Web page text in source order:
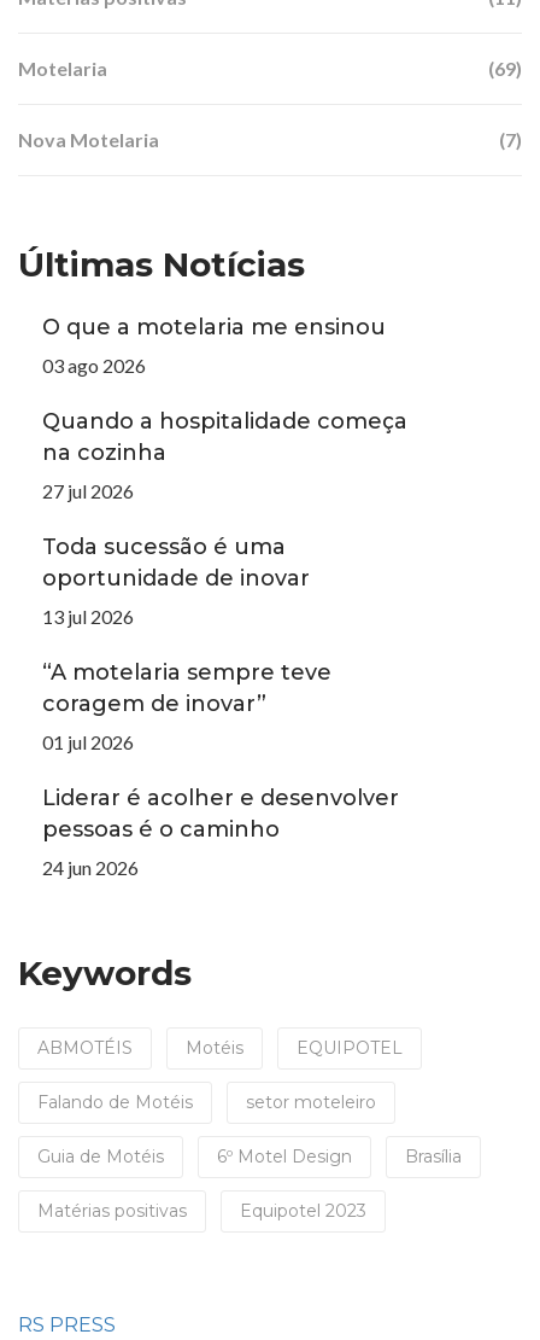
Motelaria (69)
Nova Motelaria (7)
Últimas Notícias
O que a motelaria me ensinou
03 ago 2026
Quando a hospitalidade começa
na cozinha
27 jul 2026
Toda sucessão é uma
oportunidade de inovar
13 jul 2026
“A motelaria sempre teve
coragem de inovar”
01 jul 2026
Liderar é acolher e desenvolver
pessoas é o caminho
24 jun 2026
Keywords
ABMOTÉIS Motéis EQUIPOTEL
Falando de Motéis setor moteleiro
Guia de Motéis 6º Motel Design Brasília
Matérias positivas Equipotel 2023
RS PRESS